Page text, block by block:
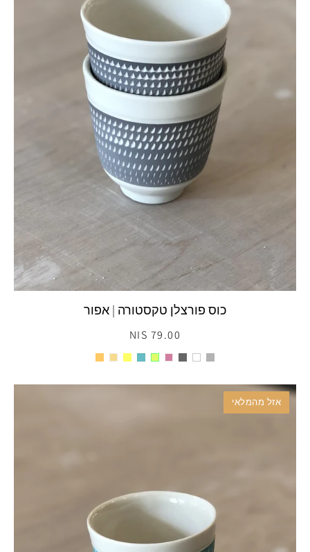
79.00 NIS
כוס פורצלן טקסטורה | אפור
אזל מהמלאי